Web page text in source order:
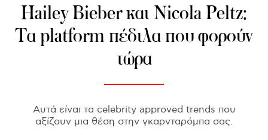
Hailey Bieber και Nicola Peltz:
Τα platform πέδιλα που φορούν
τώρα
Αυτά είναι τα celebrity approved trends που
αξίζουν μια θέση στην γκαρνταρόμπα σας.